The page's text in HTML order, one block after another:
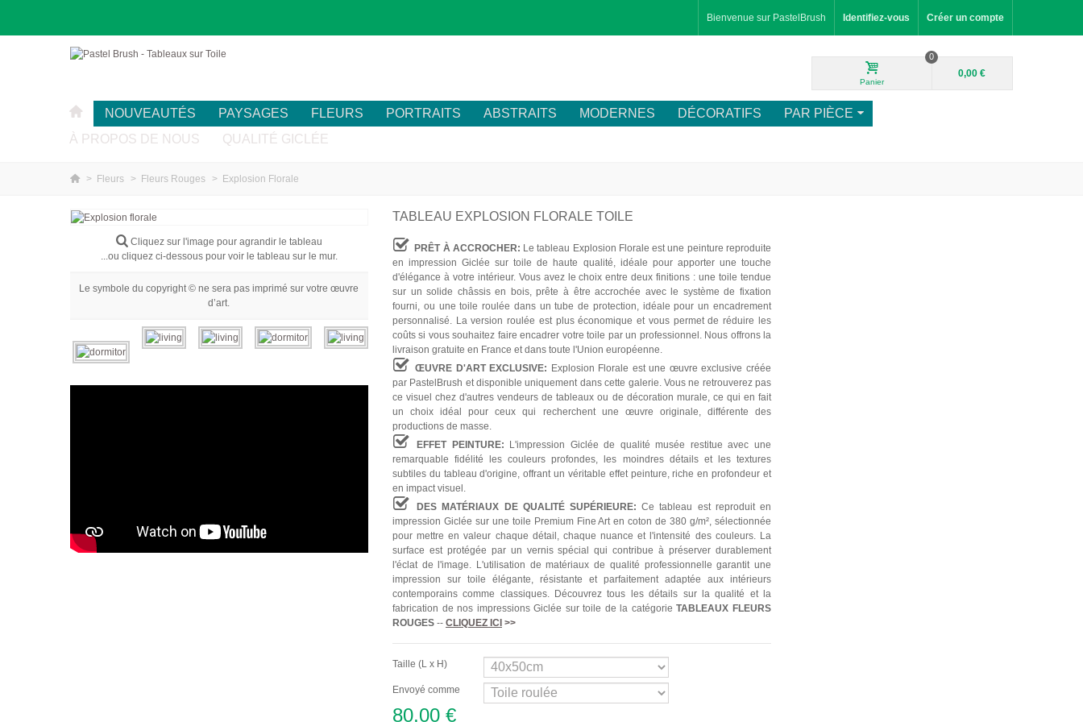
Bienvenue sur PastelBrush Identifiez-vous Créer un compte
Panier
0
0,00 €
NOUVEAUTÉS PAYSAGES FLEURS PORTRAITS ABSTRAITS MODERNES DÉCORATIFS
PAR PIÈCE
À PROPOS DE NOUS
QUALITÉ GICLÉE
> Fleurs > Fleurs Rouges > Explosion Florale
Cliquez sur l'image pour agrandir le tableau
...ou cliquez ci-dessous pour voir le tableau sur le mur.
Le symbole du copyright © ne sera pas imprimé sur votre œuvre
d’art.
TABLEAU EXPLOSION FLORALE TOILE
PRÊT À ACCROCHER: Le tableau Explosion Florale est une peinture reproduite
en impression Giclée sur toile de haute qualité, idéale pour apporter une touche
d'élégance à votre intérieur. Vous avez le choix entre deux finitions : une toile tendue
sur un solide châssis en bois, prête à être accrochée avec le système de fixation
fourni, ou une toile roulée dans un tube de protection, idéale pour un encadrement
personnalisé. La version roulée est plus économique et vous permet de réduire les
coûts si vous souhaitez faire encadrer votre toile par un professionnel. Nous offrons la
livraison gratuite en France et dans toute l'Union européenne.
ŒUVRE D'ART EXCLUSIVE: Explosion Florale est une œuvre exclusive créée
par PastelBrush et disponible uniquement dans cette galerie. Vous ne retrouverez pas
ce visuel chez d'autres vendeurs de tableaux ou de décoration murale, ce qui en fait
un choix idéal pour ceux qui recherchent une œuvre originale, différente des
productions de masse.
EFFET PEINTURE: L'impression Giclée de qualité musée restitue avec une
remarquable fidélité les couleurs profondes, les moindres détails et les textures
subtiles du tableau d'origine, offrant un véritable effet peinture, riche en profondeur et
en impact visuel.
DES MATÉRIAUX DE QUALITÉ SUPÉRIEURE: Ce tableau est reproduit en
impression Giclée sur une toile Premium Fine Art en coton de 380 g/m², sélectionnée
pour mettre en valeur chaque détail, chaque nuance et l'intensité des couleurs. La
surface est protégée par un vernis spécial qui contribue à préserver durablement
l'éclat de l'image. L'utilisation de matériaux de qualité professionnelle garantit une
impression sur toile élégante, résistante et parfaitement adaptée aux intérieurs
contemporains comme classiques. Découvrez tous les détails sur la qualité et la
fabrication de nos impressions Giclée sur toile de la catégorieTABLEAUX FLEURS
ROUGES-- CLIQUEZ ICI >>
Taille (L x H)
Envoyé comme
80,00 €